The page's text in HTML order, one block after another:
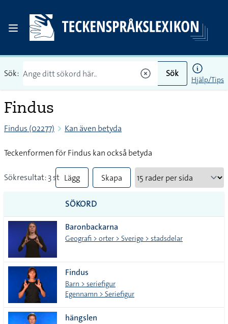
Sök: Sök
Hjälp/Tips
Findus
Findus (02277) Kan även betyda
Teckenformen för Findus kan också betyda
Sökresultat: 3 st Lägg
till
alla i
lista
Skapa
SÖKORD
Baronbackarna
Geografi > orter > Sverige > stadsdelar
Findus
Barn > seriefigur
Egennamn > Seriefigur
hängslen